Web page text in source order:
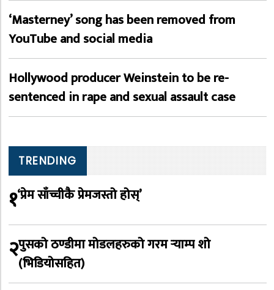
‘Masterney’ song has been removed from
YouTube and social media
Hollywood producer Weinstein to be re-
sentenced in rape and sexual assault case
TRENDING
१‘प्रेम साँच्चीकै प्रेमजस्तो होस्’
२पुसको ठण्डीमा मोडलहरुको गरम र्‍याम्प शो
(भिडियोसहित)